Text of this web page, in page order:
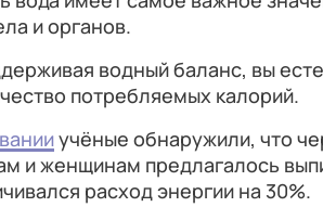
и органов.
водный баланс, вы
потребляемых калорий.
учёные обнаружили, что
и женщинам предлагалось
расход энергии на 30%.